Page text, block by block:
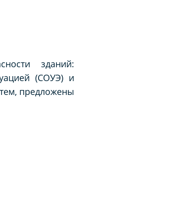
зданий:
(СОУЭ) и
предложены